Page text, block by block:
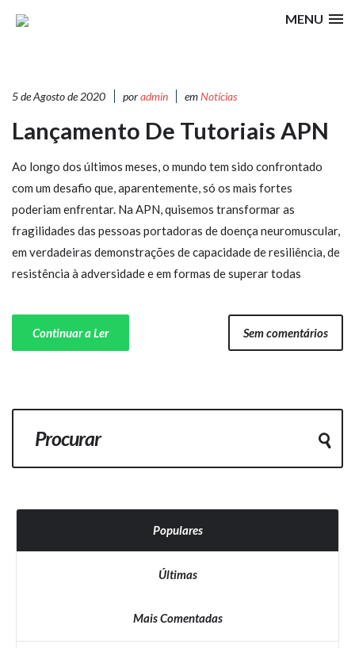
MENU
5 de Agosto de 2020 poradmin emNotícias
Lançamento De Tutoriais APN
Ao longo dos últimos meses, o mundo tem sido confrontado
com um desafio que, aparentemente, só os mais fortes
poderiam enfrentar. Na APN, quisemos transformar as
fragilidades das pessoas portadoras de doença neuromuscular,
em verdadeiras demonstrações de capacidade de resiliência, de
resistência à adversidade e em formas de superar todas
Continuar a Ler Sem comentários
Populares
Últimas
Mais Comentadas